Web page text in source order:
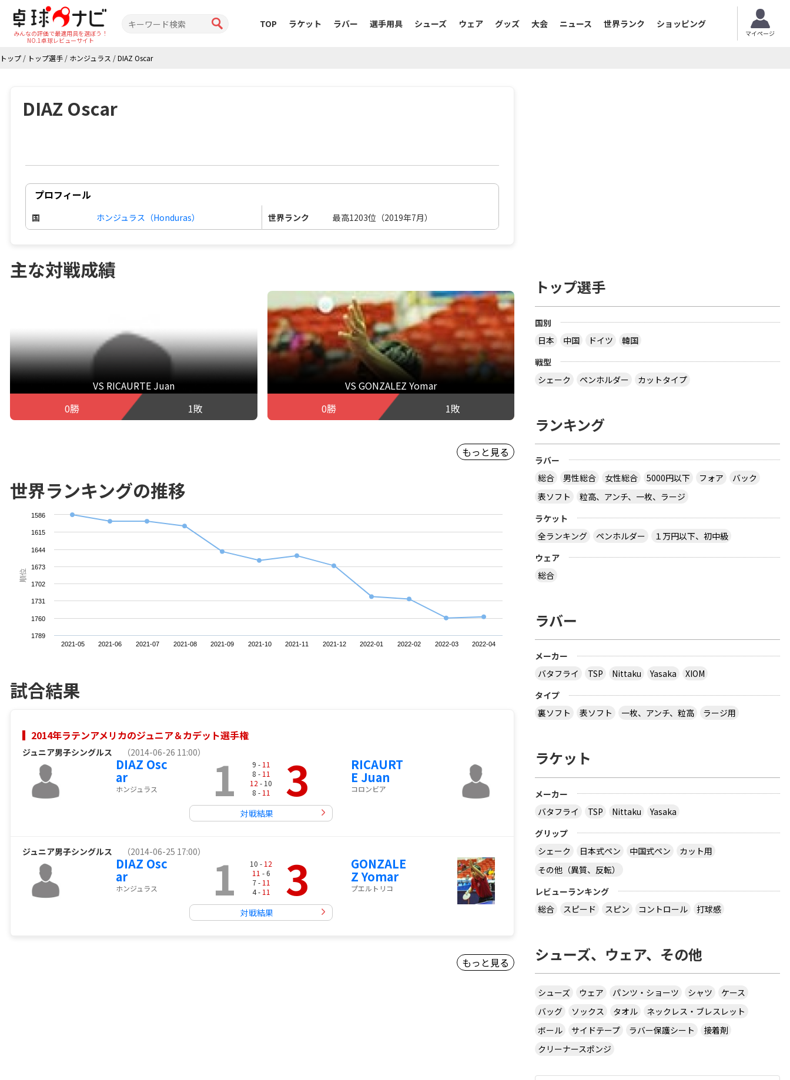
みんなの評価で最適用具を選ぼう！
NO.1卓球レビューサイト
TOP ラケット ラバー 選手用具 シューズ ウェア グッズ 大会 ニュース 世界ランク ショッピング
マイページ
トップ / トップ選手 / ホンジュラス /DIAZ Oscar
DIAZ Oscar
プロフィール
国 ホンジュラス（Honduras） 世界ランク 最高1203位（2019年7月）
主な対戦成績
VS RICAURTE Juan
0勝
1敗
VS GONZALEZ Yomar
0勝
1敗
もっと見る
世界ランキングの推移
順位
2021-05 2021-06 2021-07 2021-08 2021-09 2021-10 2021-11 2021-12 2022-01 2022-02 2022-03 2022-04
1586
1615
1644
1673
1702
1731
1760
1789
試合結果
2014年ラテンアメリカのジュニア＆カデット選手権
ジュニア男子シングルス （2014-06-26 11:00）
DIAZ Osc
ar
ホンジュラス 1 9 - 11
8 - 11
12 - 10
8 - 11 3
対戦結果
RICAURT
E Juan
コロンビア
ジュニア男子シングルス （2014-06-25 17:00）
DIAZ Osc
ar
ホンジュラス 1 10 - 12
11 - 6
7 - 11
4 - 11 3
対戦結果
GONZALE
Z Yomar
プエルトリコ
もっと見る
トップ選手
国別
日本
中国 ドイツ
韓国
戦型
シェーク
ペンホルダー カットタイプ
ランキング
ラバー
総合
男性総合 女性総合 5000円以下 フォア
バック
表ソフト
粒高、アンチ、一枚、ラージ
ラケット
全ランキング
ペンホルダー
１万円以下、初中級
ウェア
総合
ラバー
メーカー
バタフライ
TSP Nittaku Yasaka
XIOM
タイプ
裏ソフト
表ソフト 一枚、アンチ、粒高 ラージ用
ラケット
メーカー
バタフライ
TSP Nittaku
Yasaka
グリップ
シェーク
日本式ペン 中国式ペン
カット用
その他（異質、反転）
レビューランキング
総合
スピード スピン コントロール 打球感
シューズ、ウェア、その他
シューズ ウェア パンツ・ショーツ シャツ
ケース
バッグ
ソックス タオル
ネックレス・ブレスレット
ボール
サイドテープ ラバー保護シート
接着剤
クリーナースポンジ